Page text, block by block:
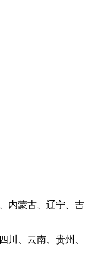
内蒙古、辽宁、吉
川、云南、贵州、